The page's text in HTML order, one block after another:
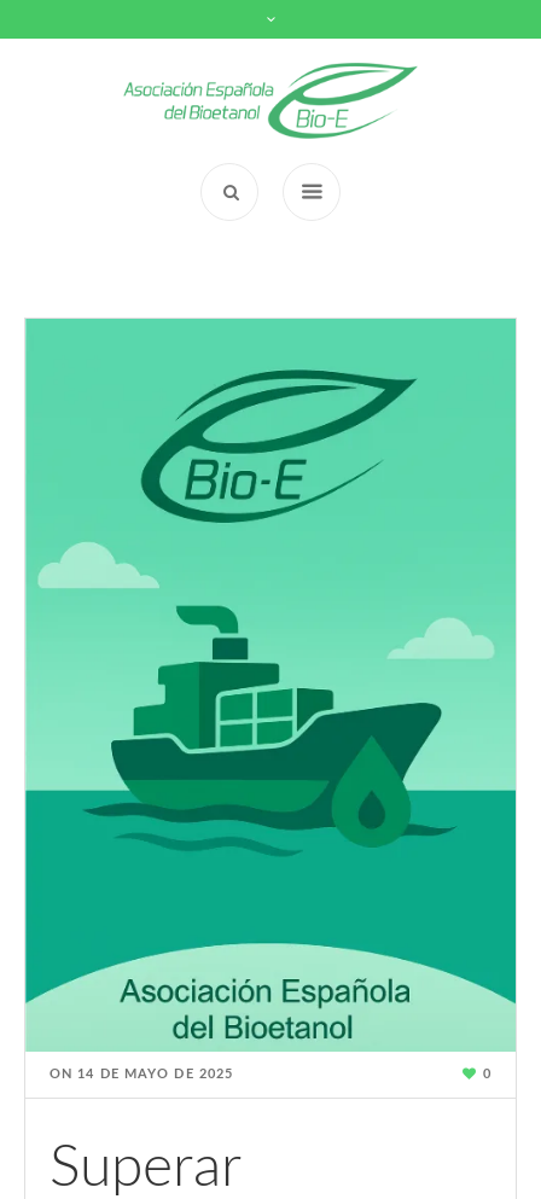
ON 14 DE MAYO DE 2025 0
Superar